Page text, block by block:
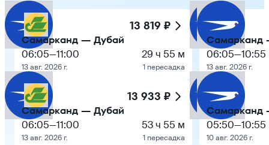
13 819 ₽
Самарканд — Дубай
06:05—11:00
13 авг. 2026 г.
29 ч 55 м
1 пересадка
13 933 ₽
Самарканд — Дубай
06:05—11:00
13 авг. 2026 г.
53 ч 55 м
1 пересадка
Самарканд
06:05—10:55
13 авг. 2026 г.
Самарканд
05:50—10:55
10 авг. 2026 г.